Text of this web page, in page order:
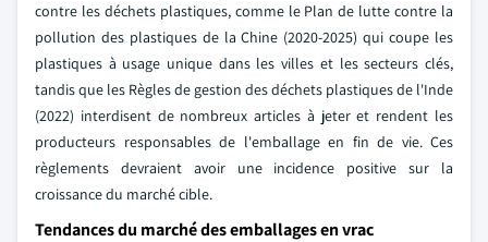
contre les déchets plastiques, comme le Plan de lutte contre la
pollution des plastiques de la Chine (2020-2025) qui coupe les
plastiques à usage unique dans les villes et les secteurs clés,
tandis que les Règles de gestion des déchets plastiques de l'Inde
(2022) interdisent de nombreux articles à jeter et rendent les
producteurs responsables de l'emballage en fin de vie. Ces
règlements devraient avoir une incidence positive sur la
croissance du marché cible.
Tendances du marché des emballages en vrac